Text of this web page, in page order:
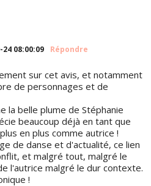
24 08:00:09 Répondre
sur cet avis, et notamment
de personnages et de
la belle plume de Stéphanie
beaucoup déjà en tant que
en plus comme autrice !
de danse et d'actualité, ce lien
et malgré tout, malgré le
l'autrice malgré le dur contexte.
!